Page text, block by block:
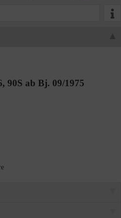
90S ab Bj. 09/1975